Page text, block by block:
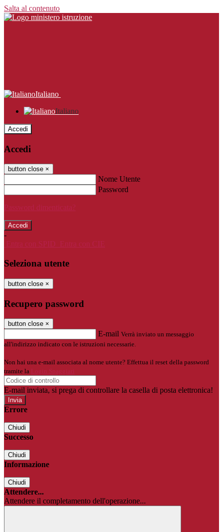
Salta al contenuto
Italiano
Italiano
Accedi
Accedi
button close ×
Nome Utente
Password
Password dimenticata?
-
Entra con SPID
Entra con CIE
Seleziona utente
button close ×
Recupero password
button close ×
E-mail Verrà inviato un messaggio
all'indirizzo indicato con le istruzioni necessarie.
Non hai una e-mail associata al nome utente? Effettua il reset della password
tramite la
Login Spaggiari
E-mail inviata, si prega di controllare la casella di posta elettronica!
Errore
Chiudi
Successo
Chiudi
Informazione
Chiudi
Attendere...
Attendere il completamento dell'operazione...